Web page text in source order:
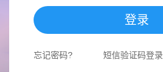
登录
短信验证码登录
忘记密码?